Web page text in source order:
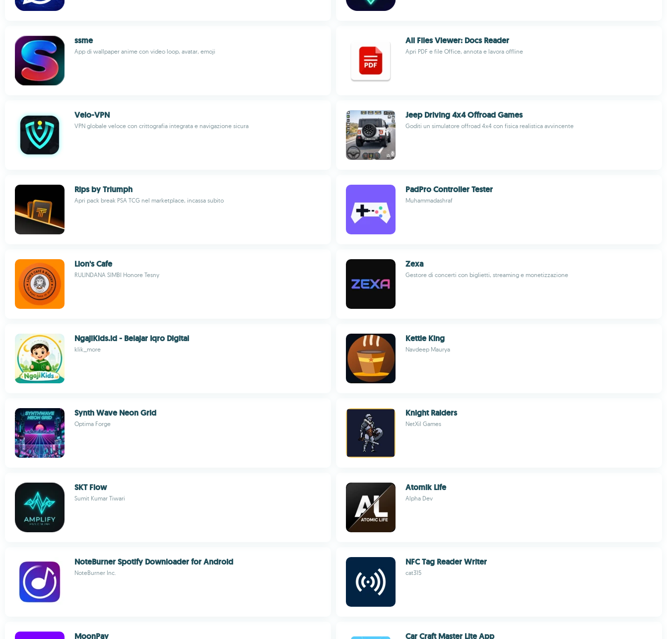
ssme
App di wallpaper anime con video loop, avatar, emoji
All Files Viewer: Docs Reader
Apri PDF e file Office, annota e lavora offline
Velo-VPN
VPN globale veloce con crittografia integrata e navigazione sicura
Jeep Driving 4x4 Offroad Games
Goditi un simulatore offroad 4x4 con fisica realistica avvincente
Rips by Triumph
Apri pack break PSA TCG nel marketplace, incassa subito
PadPro Controller Tester
Muhammadashraf
Lion's Cafe
RULINDANA SIMBI Honore Tesny
Zexa
Gestore di concerti con biglietti, streaming e monetizzazione
NgajiKids.id - Belajar Iqro Digital
klik_more
Kettle King
Navdeep Maurya
Synth Wave Neon Grid
Optima Forge
Knight Raiders
NetXil Games
SKT Flow
Sumit Kumar Tiwari
Atomik Life
Alpha Dev
NoteBurner Spotify Downloader for Android
NoteBurner Inc.
NFC Tag Reader Writer
cat315
MoonPay Car Craft Master Lite App